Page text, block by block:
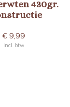
430gr.
€ 9,99
Incl. btw